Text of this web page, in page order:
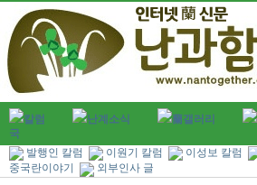
칼럼 난계소식 蘭갤러리
국
발행인 칼럼
이원기 칼럼 이성보 칼럼
중국란이야기
외부인사 글